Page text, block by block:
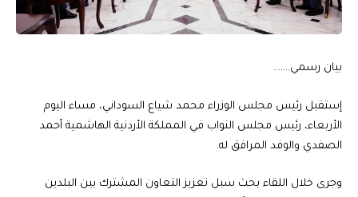
بيان رسمي…….
إستقبل رئيس مجلس الوزراء محمد شياع السوداني، مساء اليوم
الأربعاء، رئيس مجلس النواب في المملكة الأردنية الهاشمية أحمد
الصفدي والوفد المرافق له.
وجرى خلال اللقاء بحث سبل تعزيز التعاون المشترك بين البلدين